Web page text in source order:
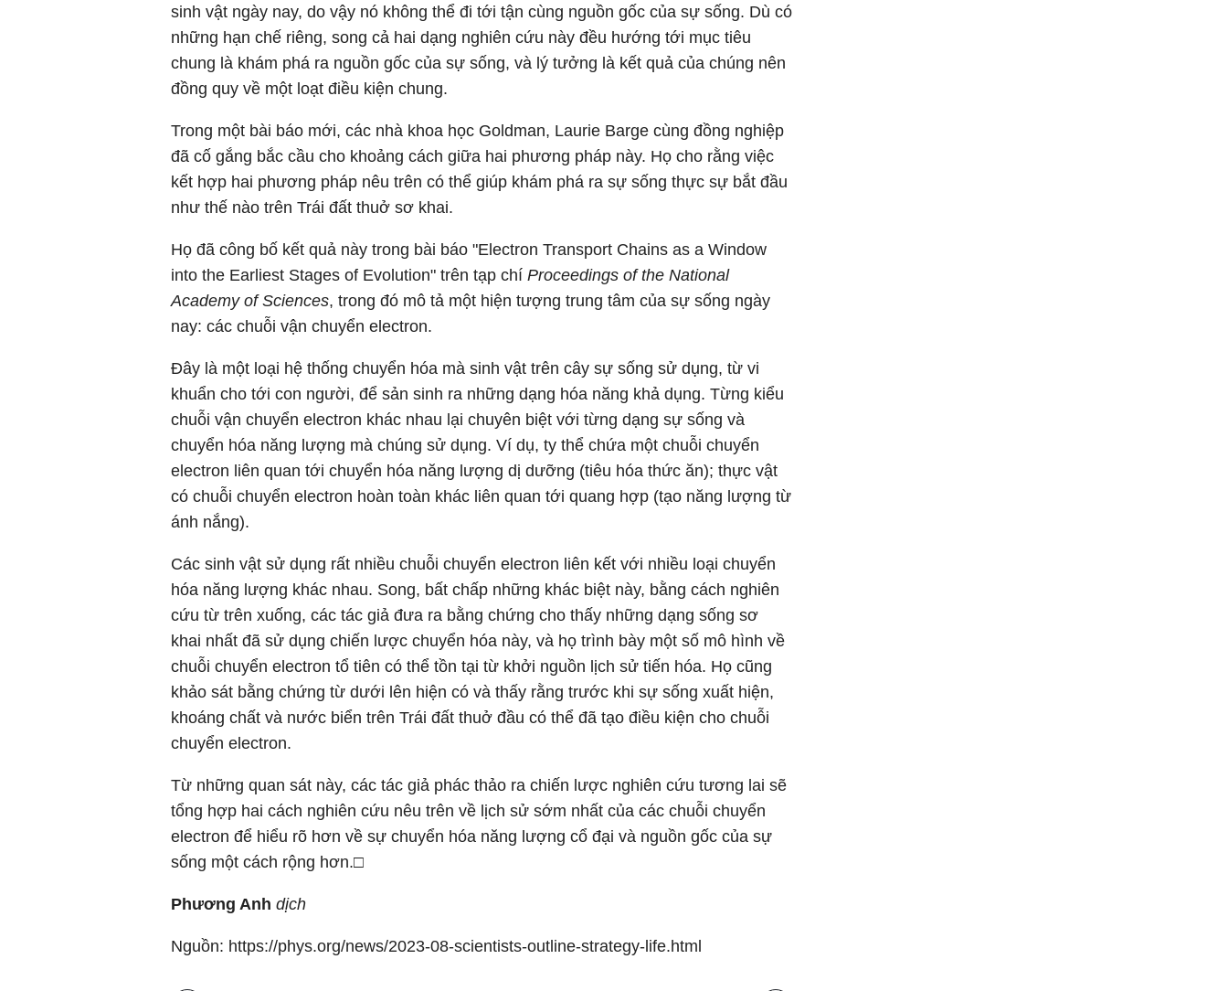
sinh vật ngày nay, do vậy nó không thể đi tới tận cùng nguồn gốc của sự sống. Dù có
những hạn chế riêng, song cả hai dạng nghiên cứu này đều hướng tới mục tiêu
chung là khám phá ra nguồn gốc của sự sống, và lý tưởng là kết quả của chúng nên
đồng quy về một loạt điều kiện chung.
Trong một bài báo mới, các nhà khoa học Goldman, Laurie Barge cùng đồng nghiệp
đã cố gắng bắc cầu cho khoảng cách giữa hai phương pháp này. Họ cho rằng việc
kết hợp hai phương pháp nêu trên có thể giúp khám phá ra sự sống thực sự bắt đầu
như thế nào trên Trái đất thuở sơ khai.
Họ đã công bố kết quả này trong bài báo "Electron Transport Chains as a Window
into the Earliest Stages of Evolution" trên tạp chí Proceedings of the National
Academy of Sciences, trong đó mô tả một hiện tượng trung tâm của sự sống ngày
nay: các chuỗi vận chuyển electron.
Đây là một loại hệ thống chuyển hóa mà sinh vật trên cây sự sống sử dụng, từ vi
khuẩn cho tới con người, để sản sinh ra những dạng hóa năng khả dụng. Từng kiểu
chuỗi vận chuyển electron khác nhau lại chuyên biệt với từng dạng sự sống và
chuyển hóa năng lượng mà chúng sử dụng. Ví dụ, ty thể chứa một chuỗi chuyển
electron liên quan tới chuyển hóa năng lượng dị dưỡng (tiêu hóa thức ăn); thực vật
có chuỗi chuyển electron hoàn toàn khác liên quan tới quang hợp (tạo năng lượng từ
ánh nắng).
Các sinh vật sử dụng rất nhiều chuỗi chuyển electron liên kết với nhiều loại chuyển
hóa năng lượng khác nhau. Song, bất chấp những khác biệt này, bằng cách nghiên
cứu từ trên xuống, các tác giả đưa ra bằng chứng cho thấy những dạng sống sơ
khai nhất đã sử dụng chiến lược chuyển hóa này, và họ trình bày một số mô hình về
chuỗi chuyển electron tổ tiên có thể tồn tại từ khởi nguồn lịch sử tiến hóa. Họ cũng
khảo sát bằng chứng từ dưới lên hiện có và thấy rằng trước khi sự sống xuất hiện,
khoáng chất và nước biển trên Trái đất thuở đầu có thể đã tạo điều kiện cho chuỗi
chuyển electron.
Từ những quan sát này, các tác giả phác thảo ra chiến lược nghiên cứu tương lai sẽ
tổng hợp hai cách nghiên cứu nêu trên về lịch sử sớm nhất của các chuỗi chuyển
electron để hiểu rõ hơn về sự chuyển hóa năng lượng cổ đại và nguồn gốc của sự
sống một cách rộng hơn.□
Phương Anh dịch
Nguồn: https://phys.org/news/2023-08-scientists-outline-strategy-life.html